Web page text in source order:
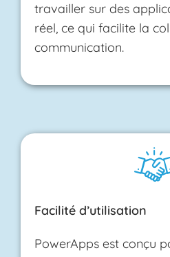
travailler sur des
réel, ce qui facilite la
communication.
Facilité d’utilisation
PowerApps est conçu